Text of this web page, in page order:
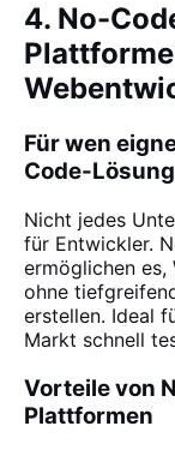
4. No-
Für wen
Code-
Nicht jedes
für Entwickler.
ermöglichen es,
ohne
erstellen. Ideal
Markt schnell
Vorteile von
Plattformen